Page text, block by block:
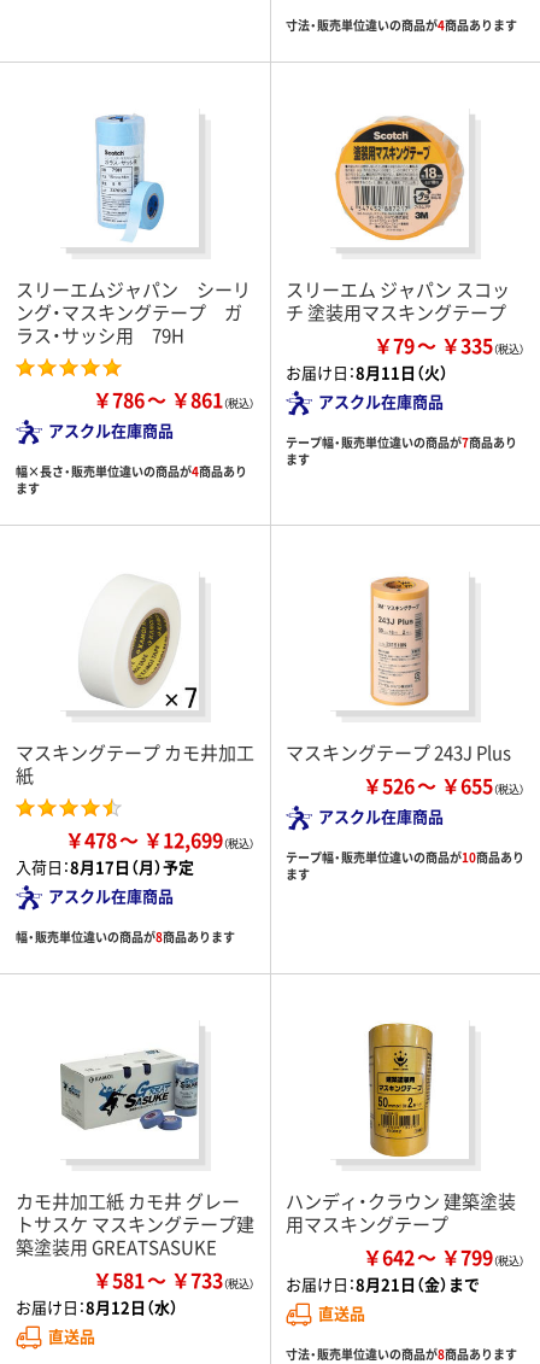
寸法・販売単位違いの商品が4商品あります
スリーエムジャパン シーリ
ング・マスキングテープ ガ
ラス・サッシ用 79H
￥786 ￥861
アスクル在庫商品
幅×長さ・販売単位違いの商品が4商品あり
ます
スリーエム ジャパン スコッ
チ 塗装用マスキングテープ
￥79 ￥335
お届け日：8月11日（火）
アスクル在庫商品
テープ幅・販売単位違いの商品が7商品あり
ます
マスキングテープ カモ井加工
紙
￥478 ￥12,699
入荷日：8月17日（月）予定
アスクル在庫商品
幅・販売単位違いの商品が8商品あります
マスキングテープ 243J Plus
￥526 ￥655
アスクル在庫商品
テープ幅・販売単位違いの商品が10商品あり
ます
カモ井加工紙 カモ井 グレー
トサスケ マスキングテープ建
築塗装用 GREATSASUKE
￥581 ￥733
お届け日：8月12日（水）
直送品
ハンディ・クラウン 建築塗装
用マスキングテープ
￥642 ￥799
お届け日：8月21日（金）まで
直送品
寸法・販売単位違いの商品が8商品あります